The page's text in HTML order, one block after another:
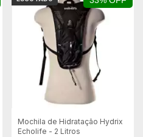
Mochila de Hidratação Hydrix
Echolife - 2 Litros